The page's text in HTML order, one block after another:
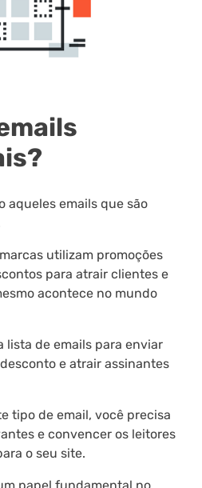
aqueles emails que são
utilizam promoções
para atrair clientes e
acontece no mundo
lista de emails para enviar
e atrair assinantes
tipo de email, você precisa
e convencer os leitores
o seu site.